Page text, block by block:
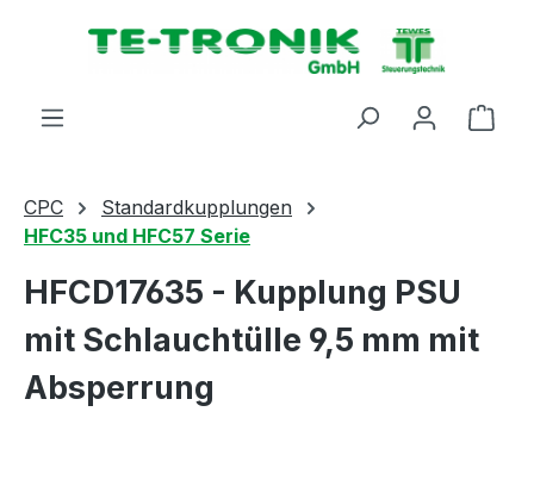
springen
CPC
Standardkupplungen
HFC35 und HFC57 Serie
HFCD17635 - Kupplung PSU
mit Schlauchtülle 9,5 mm mit
Absperrung